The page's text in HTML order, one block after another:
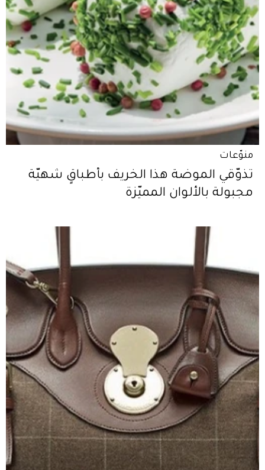
منوّعات
تذوّقي الموضة هذا الخريف بأطباقٍ شهيّة
مجبولة بالألوان المميّزة